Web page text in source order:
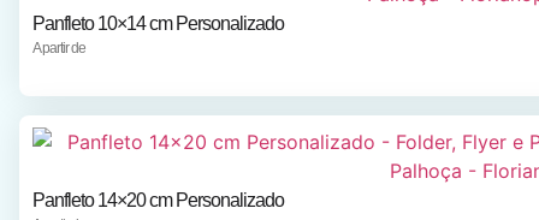
Panfleto 10×14 cm Personalizado
A partir de
Panfleto 14×20 cm Personalizado